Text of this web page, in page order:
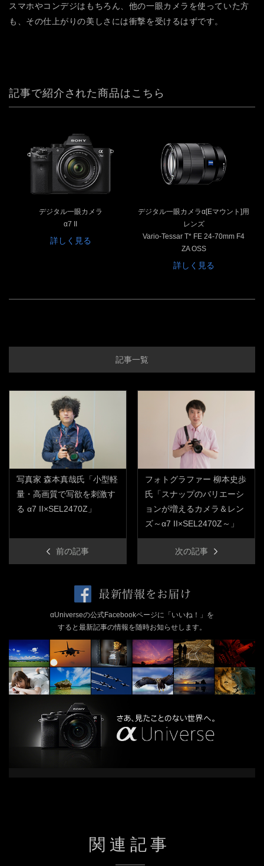
スマホやコンデジはもちろん、他の一眼カメラを使っていた方
も、その仕上がりの美しさには衝撃を受けるはずです。
記事で紹介された商品はこちら
デジタル一眼カメラ
α7 II
詳しく見る
デジタル一眼カメラα[Eマウント]用
レンズ
Vario-Tessar T* FE 24-70mm F4
ZA OSS
詳しく見る
記事一覧
写真家 森本真哉氏「小型軽
量・高画質で写欲を刺激す
る α7 II×SEL2470Z」
前の記事
フォトグラファー 柳本史歩
氏「スナップのバリエーシ
ョンが増えるカメラ＆レン
ズ～α7 II×SEL2470Z～」
次の記事
αUniverseの公式Facebookページに「いいね！」を
すると最新記事の情報を随時お知らせします。
関連記事